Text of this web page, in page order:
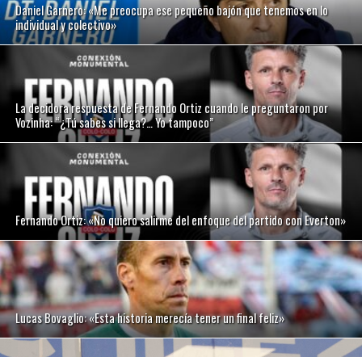
Daniel Garnero: «Me preocupa ese pequeño bajón que tenemos en lo
individual y colectivo»
La decidora respuesta de Fernando Ortiz cuando le preguntaron por
Vozinha: “¿Tú sabes si llega?… Yo tampoco”
Fernando Ortiz: «No quiero salirme del enfoque del partido con Everton»
Lucas Bovaglio: «Esta historia merecía tener un final feliz»